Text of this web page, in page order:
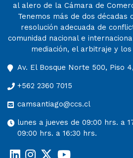
al alero de la Cámara de
Tenemos más de dos décadas
resolución adecuada de
comunidad nacional e
mediación, el arbitraje y
Av. El Bosque Norte 500, Piso
+562 2360 7015
camsantiago@ccs.cl
lunes a jueves de 09:00 hrs. a
09:00 hrs. a 16:30 hrs.